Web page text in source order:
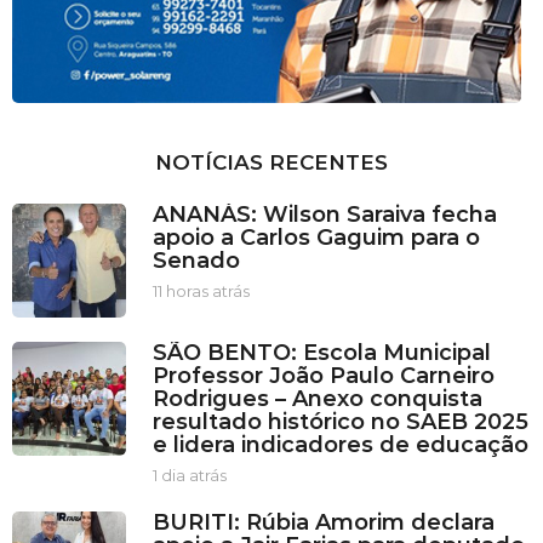
NOTÍCIAS RECENTES
ANANÁS: Wilson Saraiva fecha
apoio a Carlos Gaguim para o
Senado
11 horas atrás1
o
r
a
s
a
á
SÃO BENTO: Escola Municipal
Professor João Paulo Carneiro
Rodrigues – Anexo conquista
resultado histórico no SAEB 2025
e lidera indicadores de educação
1 dia atrás1
BURITI: Rúbia Amorim declara